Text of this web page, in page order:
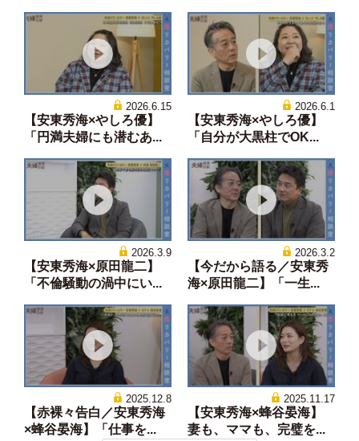
2026.6.15
【安東秀海×やしろ優】
「円満夫婦にも潜むあ...
2026.6.1
【安東秀海×やしろ優】
「自分が大黒柱でOK...
2026.3.9
【安東秀海×原田龍二】
「不倫騒動の渦中にい...
2026.3.2
【今だから語る／安東秀
海×原田龍二】「一生...
2025.12.8
【赤裸々告白／安東秀海
×蜂谷晏海】「仕事を...
2025.11.17
【安東秀海×蜂谷晏海】
妻も、ママも、完璧を...